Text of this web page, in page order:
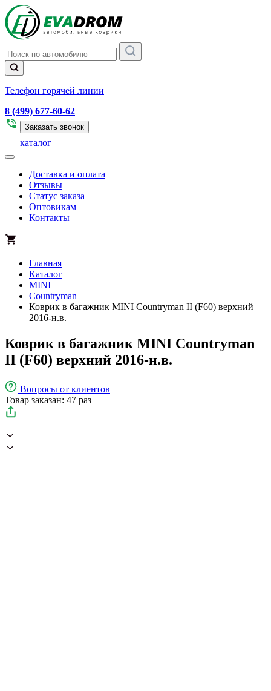
Телефон горячей линии
8 (499) 677-60-62
Заказать звонок
каталог
Доставка и оплата
Отзывы
Статус заказа
Оптовикам
Контакты
Главная
Каталог
MINI
Countryman
Коврик в багажник MINI Countryman II (F60) верхний
2016-н.в.
Коврик в багажник MINI Countryman
II (F60) верхний 2016-н.в.
Вопросы от клиентов
Товар заказан: 47 раз